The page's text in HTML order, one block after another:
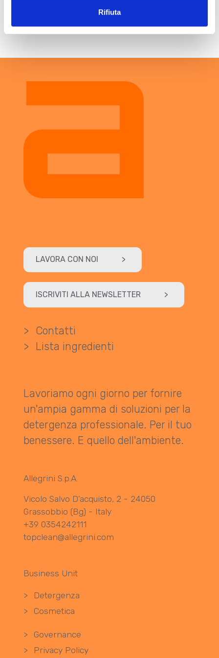
Rifiuta
Per saperne di più, clicca
LAVORA CON NOI >
ISCRIVITI ALLA NEWSLETTER >
>
Contatti
>
Lista ingredienti
Lavoriamo ogni giorno per fornire
un'ampia gamma di soluzioni per la
detergenza professionale. Per il tuo
benessere. E quello dell'ambiente.
Allegrini S.p.A.
Vicolo Salvo D’acquisto, 2 - 24050
Grassobbio (Bg) - Italy
+39 0354242111
topclean@allegrini.com
Business Unit
>
Detergenza
>
Cosmetica
>
Governance
>
Privacy Policy